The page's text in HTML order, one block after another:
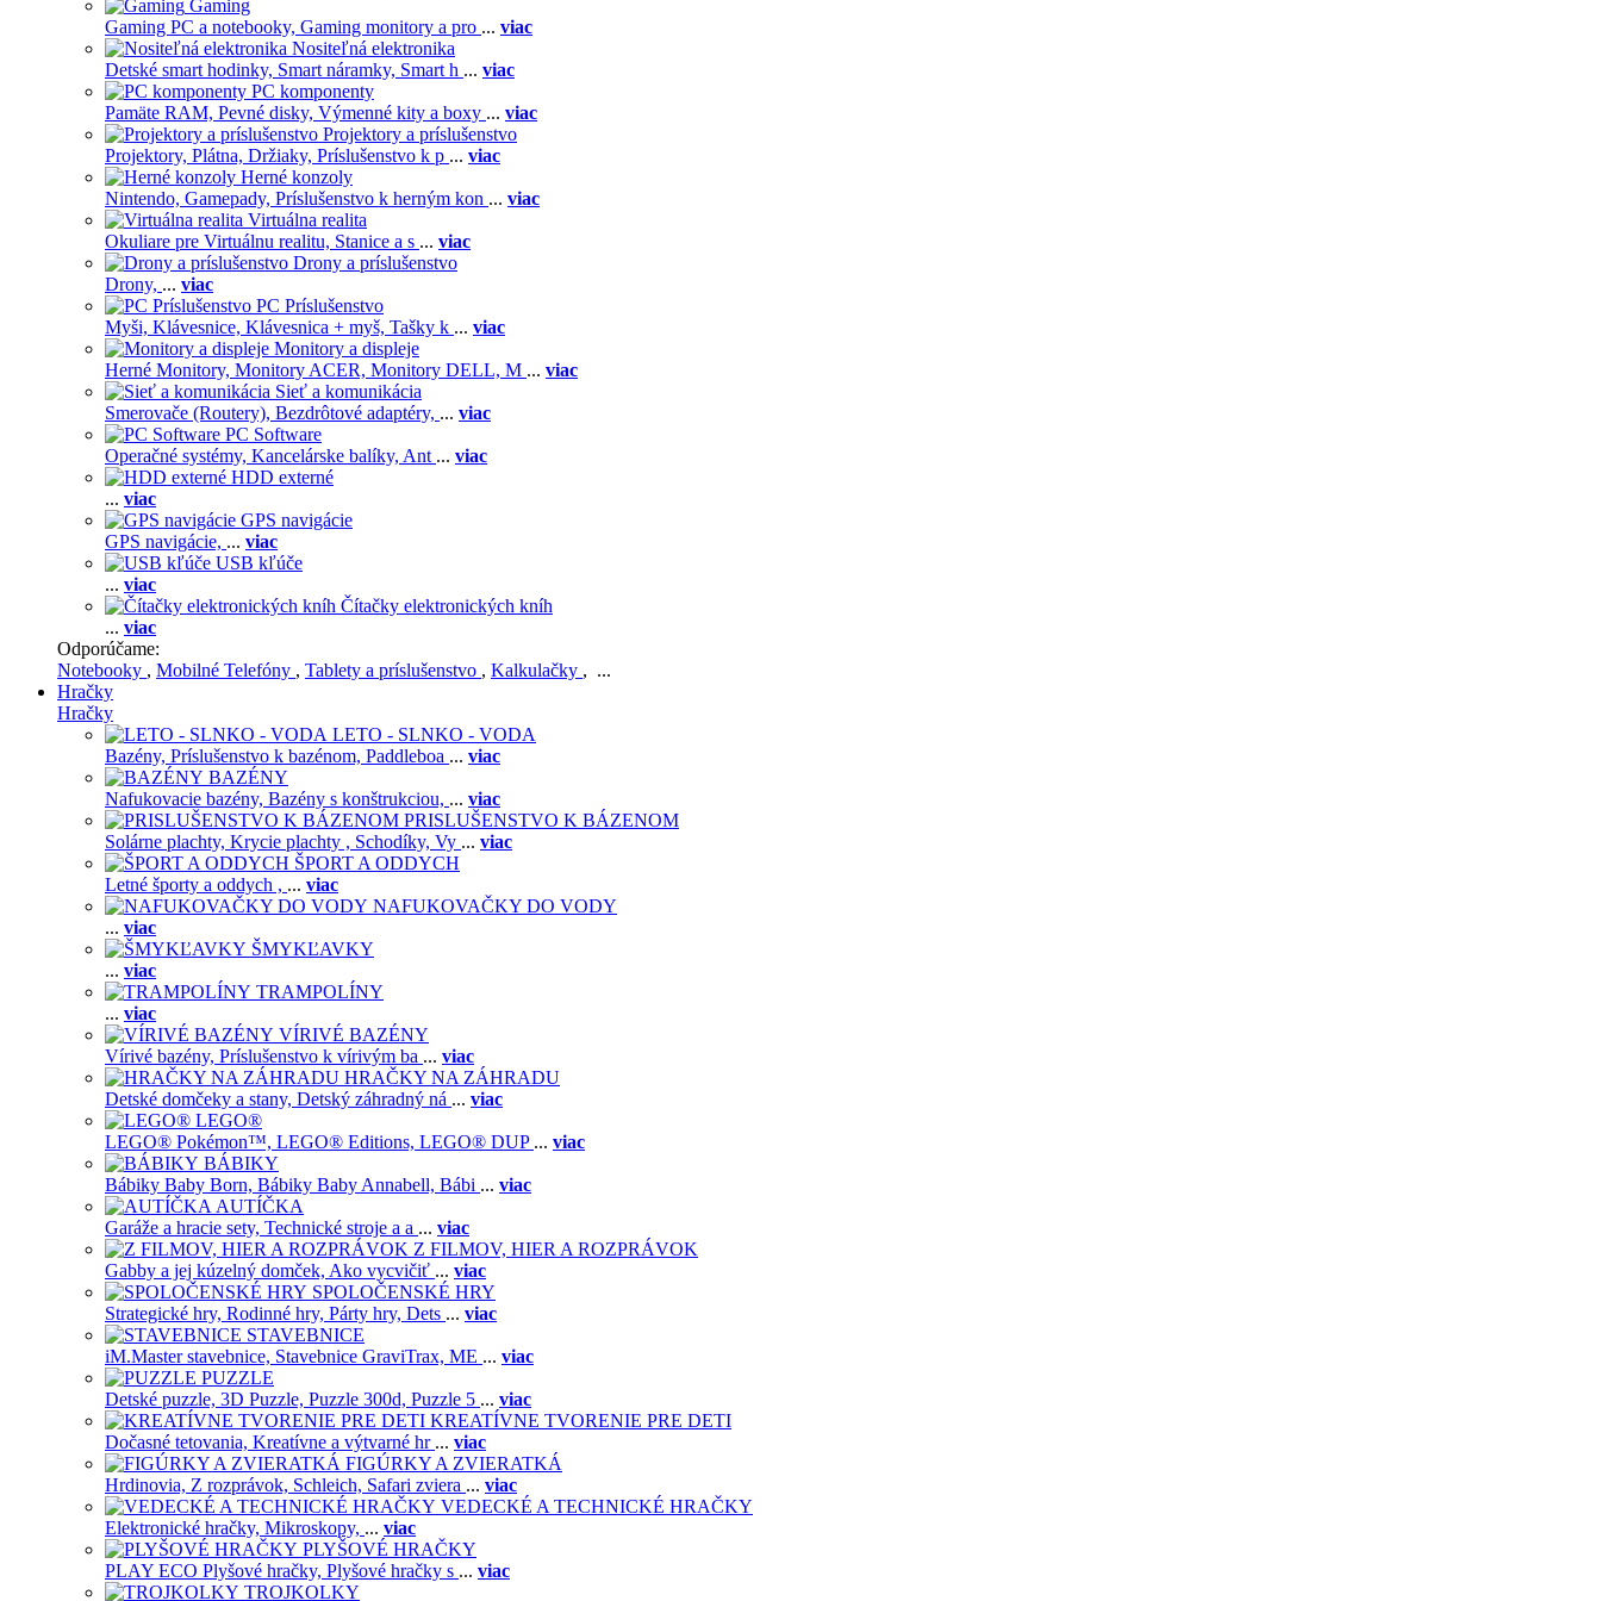
Gaming
Gaming PC a notebooky, Gaming monitory a pro ... viac
Nositeľná elektronika
Detské smart hodinky, Smart náramky, Smart h ... viac
PC komponenty
Pamäte RAM, Pevné disky, Výmenné kity a boxy ... viac
Projektory a príslušenstvo
Projektory, Plátna, Držiaky, Príslušenstvo k p ... viac
Herné konzoly
Nintendo, Gamepady, Príslušenstvo k herným kon ... viac
Virtuálna realita
Okuliare pre Virtuálnu realitu, Stanice a s ... viac
Drony a príslušenstvo
Drony, ... viac
PC Príslušenstvo
Myši, Klávesnice, Klávesnica + myš, Tašky k ... viac
Monitory a displeje
Herné Monitory, Monitory ACER, Monitory DELL, M ... viac
Sieť a komunikácia
Smerovače (Routery), Bezdrôtové adaptéry, ... viac
PC Software
Operačné systémy, Kancelárske balíky, Ant ... viac
HDD externé
... viac
GPS navigácie
GPS navigácie, ... viac
USB kľúče
... viac
Čítačky elektronických kníh
... viac
Odporúčame:
Notebooky , Mobilné Telefóny , Tablety a príslušenstvo , Kalkulačky , ...
Hračky
Hračky
LETO - SLNKO - VODA
Bazény, Príslušenstvo k bazénom, Paddleboa ... viac
BAZÉNY
Nafukovacie bazény, Bazény s konštrukciou, ... viac
PRISLUŠENSTVO K BÁZENOM
Solárne plachty, Krycie plachty , Schodíky, Vy ... viac
ŠPORT A ODDYCH
Letné športy a oddych , ... viac
NAFUKOVAČKY DO VODY
... viac
ŠMYKĽAVKY
... viac
TRAMPOLÍNY
... viac
VÍRIVÉ BAZÉNY
Vírivé bazény, Príslušenstvo k vírivým ba ... viac
HRAČKY NA ZÁHRADU
Detské domčeky a stany, Detský záhradný ná ... viac
LEGO®
LEGO® Pokémon™, LEGO® Editions, LEGO® DUP ... viac
BÁBIKY
Bábiky Baby Born, Bábiky Baby Annabell, Bábi ... viac
AUTÍČKA
Garáže a hracie sety, Technické stroje a a ... viac
Z FILMOV, HIER A ROZPRÁVOK
Gabby a jej kúzelný domček, Ako vycvičiť ... viac
SPOLOČENSKÉ HRY
Strategické hry, Rodinné hry, Párty hry, Dets ... viac
STAVEBNICE
iM.Master stavebnice, Stavebnice GraviTrax, ME ... viac
PUZZLE
Detské puzzle, 3D Puzzle, Puzzle 300d, Puzzle 5 ... viac
KREATÍVNE TVORENIE PRE DETI
Dočasné tetovania, Kreatívne a výtvarné hr ... viac
FIGÚRKY A ZVIERATKÁ
Hrdinovia, Z rozprávok, Schleich, Safari zviera ... viac
VEDECKÉ A TECHNICKÉ HRAČKY
Elektronické hračky, Mikroskopy, ... viac
PLYŠOVÉ HRAČKY
PLAY ECO Plyšové hračky, Plyšové hračky s ... viac
TROJKOLKY